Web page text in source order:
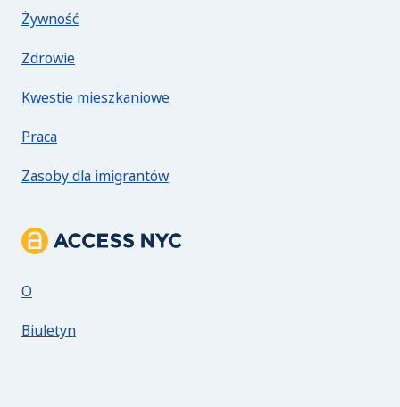
Żywność
Zdrowie
Kwestie mieszkaniowe
Praca
Zasoby dla imigrantów
Informacje o ACCESS NYC
O
Biuletyn